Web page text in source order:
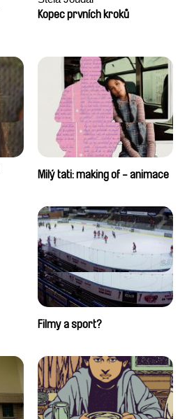
Kopec prvních kroků
Milý tati: making of - animace
Filmy a sport?